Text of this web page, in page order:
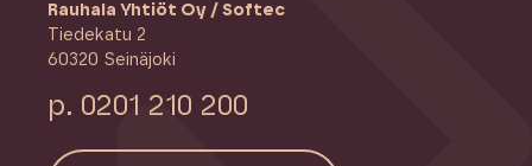
Rauhala Yhtiöt Oy / Softec
Tiedekatu 2
60320 Seinäjoki
p. 0201 210 200